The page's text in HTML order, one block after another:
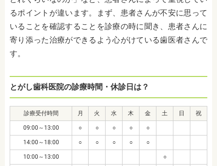
るポイントが違います。まず、患者さんが不安に思って
いることを確認することを診療の時に聞き、患者さんに
寄り添った治療ができるよう心がけている歯医者さんで
す。
とがし歯科医院の診療時間・休診日は？
診療受付時間 月 火 水 木 金 土 日 祝
09:00～13:00 ○ ○ ○ ○ ○
14:00～18:00 ○ ○ ○ ○ ○
10:00～13:00 ○